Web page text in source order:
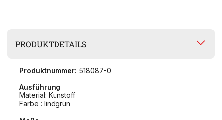
PRODUKTDETAILS
Produktnummer: 518087-0
Ausführung
Material: Kunstoff
Farbe : lindgrün